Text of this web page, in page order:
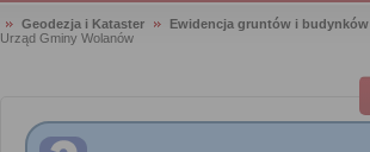
Geodezja i Kataster Ewidencja gruntów i budynków
Urząd Gminy Wolanów